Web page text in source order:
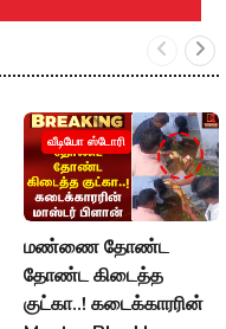
வீடியோ ஸ்டோரி
மண்ணை தோண்ட
தோண்ட கிடைத்த
குட்கா..! கடைக்காரரின்